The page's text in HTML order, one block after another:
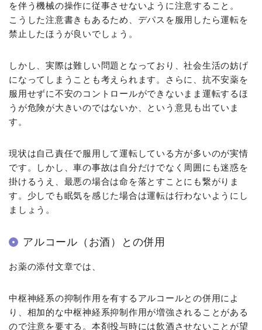
を伴う機械の操作に従事させないように注意すること。
こうした注意書きもあるため、デパスを服用したら運転を
禁止したほうが良いでしょう。
しかし、実際は難しい問題となっており、社会生活の妨げ
になってしまうことも考えられます。さらに、抗不安薬を
服用せずに不安のコントロールができないまま運転するほ
うが危険が大きいのではないか、という意見も出ていま
す。
現状は自己責任で服用して運転している方が多いのが実情
です。しかし、車の事故は自分だけでなく周囲にも迷惑を
掛けるうえ、最悪の場合は命を落とすことにも繋がりま
す。少しでも眠気を感じた場合は運転は行わないようにし
ましょう。
アルコール（お酒）との併用
お薬の添付文章では、
中枢神経系の抑制作用を有するアルコールとの併用によ
り、相加的な中枢神経系抑制作用が増強されることがある
ので注意を要する。本剤投与時には飲酒させないことが望